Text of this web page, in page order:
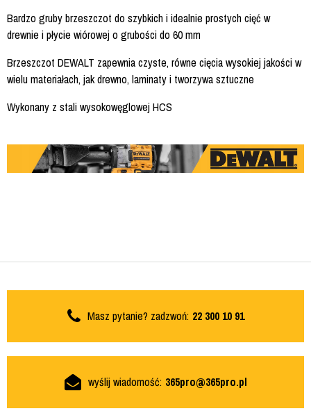
Bardzo gruby brzeszczot do szybkich i idealnie prostych cięć w
drewnie i płycie wiórowej o grubości do 60 mm
Brzeszczot DEWALT zapewnia czyste, równe cięcia wysokiej jakości w
wielu materiałach, jak drewno, laminaty i tworzywa sztuczne
Wykonany z stali wysokowęglowej HCS
Masz pytanie? zadzwoń: 22 300 10 91
wyślij wiadomość: 365pro@365pro.pl